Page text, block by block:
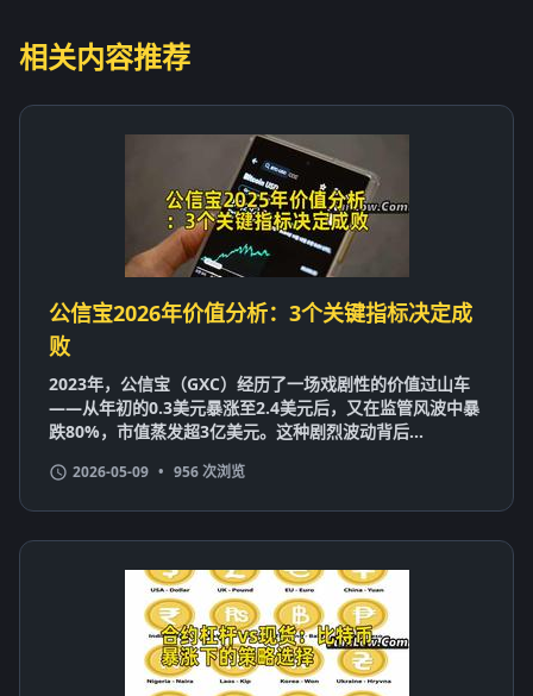
相关内容推荐
公信宝2026年价值分析：3个关键指标决定成
败
2023年，公信宝（GXC）经历了一场戏剧性的价值过山车
——从年初的0.3美元暴涨至2.4美元后，又在监管风波中暴
跌80%，市值蒸发超3亿美元。这种剧烈波动背后...
2026-05-09 • 956 次浏览